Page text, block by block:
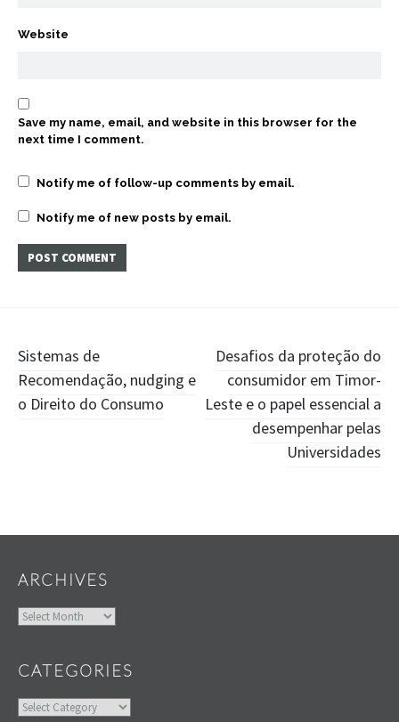
Website
Save my name, email, and website in this browser for the
next time I comment.
Notify me of follow-up comments by email.
Notify me of new posts by email.
Post
navigation
Sistemas de
Recomendação, nudging e
o Direito do Consumo
Desafios da proteção do
consumidor em Timor-
Leste e o papel essencial a
desempenhar pelas
Universidades
ARCHIVES
Archives
CATEGORIES
Categories